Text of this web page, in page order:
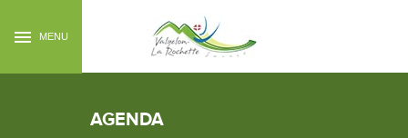
MENU
AGENDA